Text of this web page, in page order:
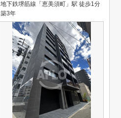
地下鉄堺筋線「恵美須町」駅 徒歩1分
築3年